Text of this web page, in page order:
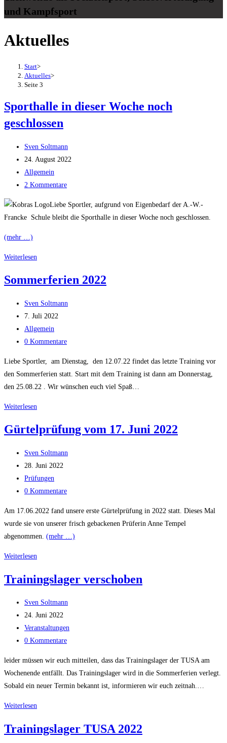
und Kampfsport
Aktuelles
Start>
Aktuelles>
Seite 3
Sporthalle in dieser Woche noch
geschlossen
Beitrags-
Autor:
Sven Soltmann
Beitrag
veröffentlicht:
24. August 2022
Beitrags-
Kategorie:
Allgemein
Beitrags-
2 Kommentare
Liebe Sportler, aufgrund von Eigenbedarf der A.-W.-
Francke Schule bleibt die Sporthalle in dieser Woche noch geschlossen.
(mehr …)
Weiterlesen
dieser
noch
geschlossen
Sommerferien 2022
Beitrags-
Autor:
Sven Soltmann
Beitrag
veröffentlicht:
7. Juli 2022
Beitrags-
Kategorie:
Allgemein
Beitrags-
0 Kommentare
Liebe Sportler, am Dienstag, den 12.07.22 findet das letzte Training vor
den Sommerferien statt. Start mit dem Training ist dann am Donnerstag,
den 25.08.22 . Wir wünschen euch viel Spaß…
Weiterlesen
Gürtelprüfung vom 17. Juni 2022
Beitrags-
Autor:
Sven Soltmann
Beitrag
veröffentlicht:
28. Juni 2022
Beitrags-
Kategorie:
Prüfungen
Beitrags-
0 Kommentare
Am 17.06.2022 fand unsere erste Gürtelprüfung in 2022 statt. Dieses Mal
wurde sie von unserer frisch gebackenen Prüferin Anne Tempel
abgenommen. (mehr …)
Weiterlesen
17.
2022
Trainingslager verschoben
Beitrags-
Autor:
Sven Soltmann
Beitrag
veröffentlicht:
24. Juni 2022
Beitrags-
Kategorie:
Veranstaltungen
Beitrags-
0 Kommentare
leider müssen wir euch mitteilen, dass das Trainingslager der TUSA am
Wochenende entfällt. Das Trainingslager wird in die Sommerferien verlegt.
Sobald ein neuer Termin bekannt ist, informieren wir euch zeitnah.…
Weiterlesen
Trainingslager TUSA 2022